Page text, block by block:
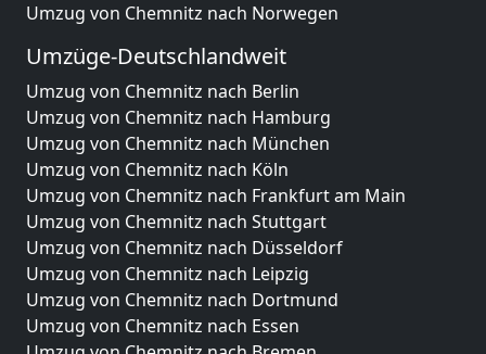
Umzug von Chemnitz nach Norwegen
Umzüge-Deutschlandweit
Umzug von Chemnitz nach Berlin
Umzug von Chemnitz nach Hamburg
Umzug von Chemnitz nach München
Umzug von Chemnitz nach Köln
Umzug von Chemnitz nach Frankfurt am Main
Umzug von Chemnitz nach Stuttgart
Umzug von Chemnitz nach Düsseldorf
Umzug von Chemnitz nach Leipzig
Umzug von Chemnitz nach Dortmund
Umzug von Chemnitz nach Essen